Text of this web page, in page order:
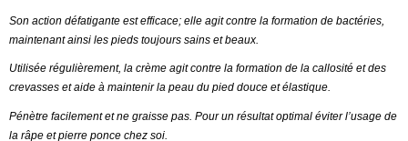
Son action défatigante est efficace; elle agit contre la formation de bactéries,
maintenant ainsi les pieds toujours sains et beaux.
Utilisée régulièrement, la crème agit contre la formation de la callosité et des
crevasses et aide à maintenir la peau du pied douce et élastique.
Pénètre facilement et ne graisse pas. Pour un résultat optimal éviter l’usage de
la râpe et pierre ponce chez soi.